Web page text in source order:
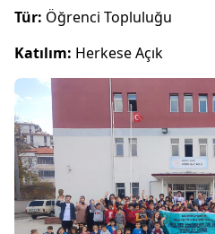
Tür: Öğrenci Topluluğu
Katılım: Herkese Açık